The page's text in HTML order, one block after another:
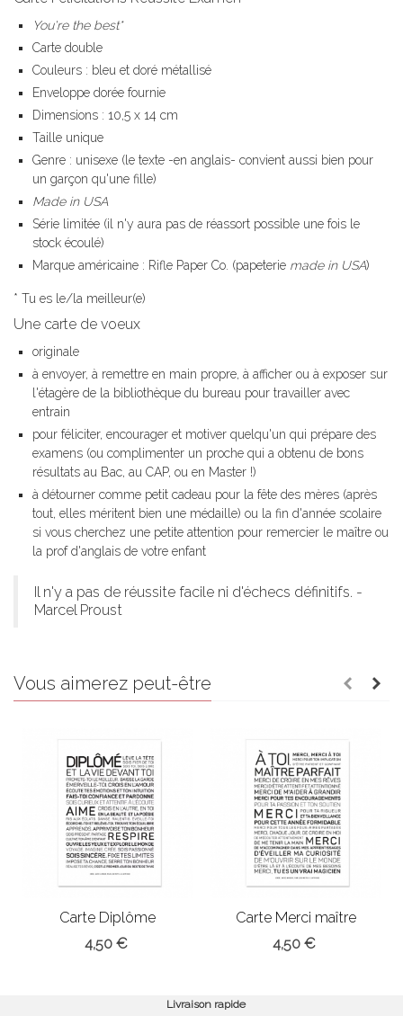
You're the best*
Carte double
Couleurs : bleu et doré métallisé
Enveloppe dorée fournie
Dimensions : 10,5 x 14 cm
Taille unique
Genre : unisexe (le texte -en anglais- convient aussi bien pour
un garçon qu'une fille)
Made in USA
Série limitée (il n'y aura pas de réassort possible une fois le
stock écoulé)
Marque américaine : Rifle Paper Co. (papeterie made in USA)
* Tu es le/la meilleur(e)
Une carte de voeux
originale
à envoyer, à remettre en main propre, à afficher ou à exposer sur
l'étagère de la bibliothèque du bureau pour travailler avec
entrain
pour féliciter, encourager et motiver quelqu'un qui prépare des
examens (ou complimenter un proche qui a obtenu de bons
résultats au Bac, au CAP, ou en Master !)
à détourner comme petit cadeau pour la fête des mères (après
tout, elles méritent bien une médaille) ou la fin d'année scolaire
si vous cherchez une petite attention pour remercier le maître ou
la prof d'anglais de votre enfant
Il n'y a pas de réussite facile ni d'échecs définitifs. -
Marcel Proust
Vous aimerez peut-être
Carte Diplôme
4,50 €
Carte Merci maître
4,50 €
Livraison rapide